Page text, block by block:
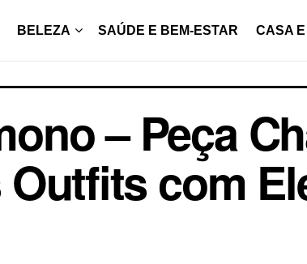
BELEZA SAÚDE E BEM-ESTAR CASA
– Peça
com